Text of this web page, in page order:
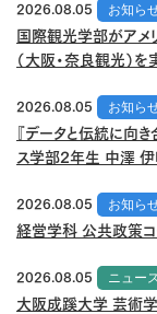
2026.08.05
お知ら
国際観光学部がアメ
（大阪・奈良観光）を
2026.08.05
お知ら
『データと伝統に向
ス学部2年生 中澤 伊
2026.08.05
お知ら
経営学科 公共政策
2026.08.05
ニュー
大阪成蹊大学 芸術